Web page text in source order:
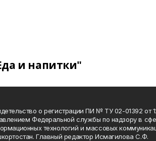
и напитки"
о регистрации ПИ № ТУ 02-01392 от
Федеральной службы по надзору в
технологий и массовых
Главный редактор Исмагилова С.Ф.